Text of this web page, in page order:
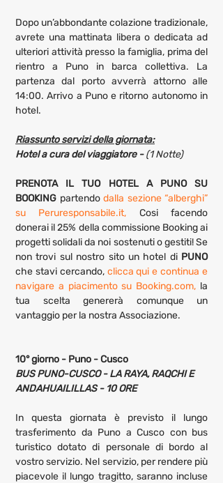
Dopo un’abbondante colazione tradizionale,
avrete una mattinata libera o dedicata ad
ulteriori attività presso la famiglia, prima del
rientro a Puno in barca collettiva. La
partenza dal porto avverrà attorno alle
14:00. Arrivo a Puno e ritorno autonomo in
hotel.
Riassunto servizi della giornata:
Hotel a cura del viaggiatore - (1 Notte)
PRENOTA IL TUO HOTEL A PUNO SU
BOOKING partendo dalla sezione “alberghi”
su Peruresponsabile.it, Cosi facendo
donerai il 25% della commissione Booking ai
progetti solidali da noi sostenuti o gestiti! Se
non trovi sul nostro sito un hotel di PUNO
che stavi cercando, clicca qui e continua e
navigare a piacimento su Booking.com, la
tua scelta genererà comunque un
vantaggio per la nostra Associazione.
10° giorno - Puno - Cusco
BUS PUNO-CUSCO - LA RAYA, RAQCHI E
ANDAHUAILILLAS - 10 ORE
In questa giornata è previsto il lungo
trasferimento da Puno a Cusco con bus
turistico dotato di personale di bordo al
vostro servizio. Nel servizio, per rendere più
piacevole il lungo tragitto, saranno incluse